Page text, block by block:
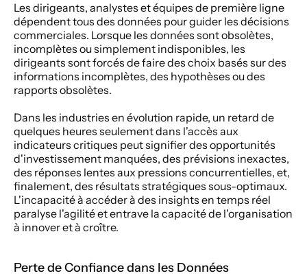
Les dirigeants, analystes et équipes de première ligne
dépendent tous des données pour guider les décisions
commerciales. Lorsque les données sont obsolètes,
incomplètes ou simplement indisponibles, les
dirigeants sont forcés de faire des choix basés sur des
informations incomplètes, des hypothèses ou des
rapports obsolètes.
Dans les industries en évolution rapide, un retard de
quelques heures seulement dans l'accès aux
indicateurs critiques peut signifier des opportunités
d'investissement manquées, des prévisions inexactes,
des réponses lentes aux pressions concurrentielles, et,
finalement, des résultats stratégiques sous-optimaux.
L'incapacité à accéder à des insights en temps réel
paralyse l'agilité et entrave la capacité de l'organisation
à innover et à croître.
Perte de Confiance dans les Données